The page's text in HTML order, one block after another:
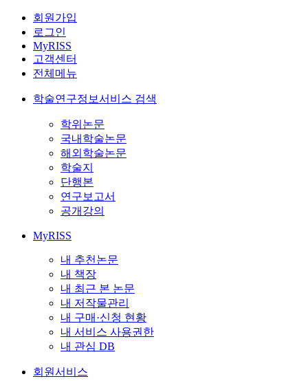
회원가입
로그인
MyRISS
고객센터
전체메뉴
학술연구정보서비스 검색
학위논문
국내학술논문
해외학술논문
학술지
단행본
연구보고서
공개강의
MyRISS
내 추천논문
내 책장
내 최근 본 논문
내 저작물관리
내 구매·신청 현황
내 서비스 사용권한
내 관심 DB
회원서비스